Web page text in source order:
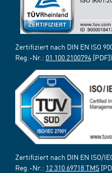
Zertifiziert nach DIN EN ISO
Reg.-Nr.: 01 100 2100794 [PDF])
Zertifiziert nach DIN EN ISO/
Reg.-Nr.: 12 310 69718 TMS